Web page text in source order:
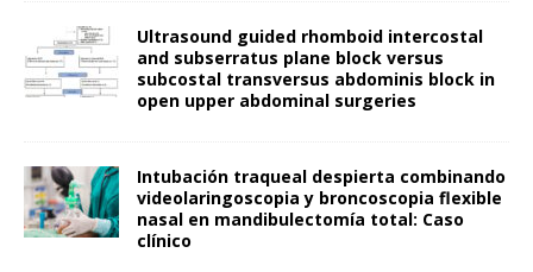
Ultrasound guided rhomboid intercostal
and subserratus plane block versus
subcostal transversus abdominis block in
open upper abdominal surgeries
Intubación traqueal despierta combinando
videolaringoscopia y broncoscopia flexible
nasal en mandibulectomía total: Caso
clínico